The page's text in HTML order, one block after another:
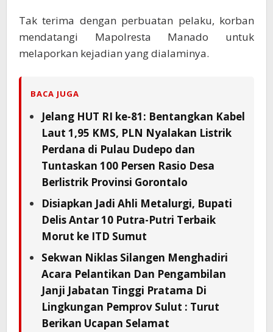
Tak terima dengan perbuatan pelaku, korban
mendatangi Mapolresta Manado untuk
melaporkan kejadian yang dialaminya.
BACA JUGA
Jelang HUT RI ke-81: Bentangkan Kabel
Laut 1,95 KMS, PLN Nyalakan Listrik
Perdana di Pulau Dudepo dan
Tuntaskan 100 Persen Rasio Desa
Berlistrik Provinsi Gorontalo
Disiapkan Jadi Ahli Metalurgi, Bupati
Delis Antar 10 Putra-Putri Terbaik
Morut ke ITD Sumut
Sekwan Niklas Silangen Menghadiri
Acara Pelantikan Dan Pengambilan
Janji Jabatan Tinggi Pratama Di
Lingkungan Pemprov Sulut : Turut
Berikan Ucapan Selamat